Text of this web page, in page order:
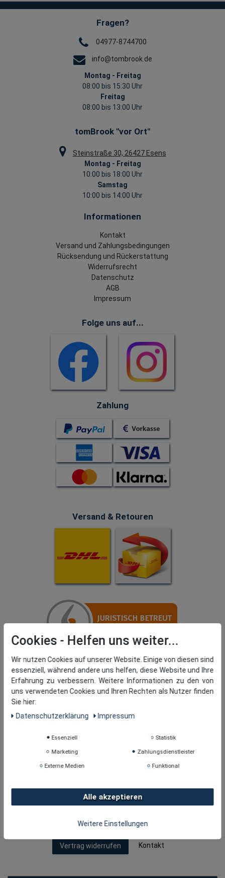
Fragen?
04977-8744700
info@tombrook.de
Montag - Freitag
08:00 bis 15:30 Uhr
Freitag
08:00 bis 13:00 Uhr
tomBrook "vor Ort"
Steinstraße 30, 26427 Esens
Montag - Freitag
10:00 bis 18:00 Uhr
Samstag
10:00 bis 14:00 Uhr
Informationen
Kontakt
Versand und Zahlungsbedingungen
Rücksendung und Rückerstattung
Widerrufsrecht
Datenschutz
AGB
Impressum
Folge uns auf...
Zahlung
Versand & Retouren
Copyright © 2026
· tomBrook GmbH. Alle Rechte
vorbehalten.
Vertrag widerrufen Kontakt
Cookies
Wir nutzen Cookies auf unserer Website. Einige von diesen sind
essenziell, während andere uns helfen, diese Website und Ihre
Erfahrung zu verbessern. Weitere Informationen zu den von
uns verwendeten Cookies und Ihren Rechten als Nutzer finden
Sie hier:
Daten­schutz­erklärung
Impressum
Essenziell Statistik
Marketing Zahlungsdienstleister
Externe Medien Funktional
Alle akzeptieren
Weitere Einstellungen